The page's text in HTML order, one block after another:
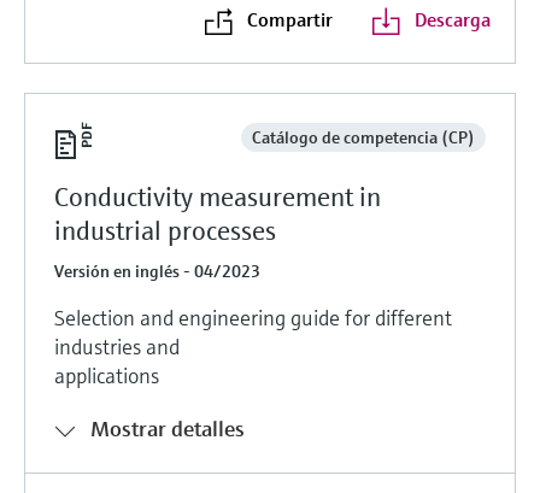
Compartir Descarga
Catálogo de competencia (CP)
Conductivity measurement in
industrial processes
Versión en inglés - 04/2023
Selection and engineering guide for different
industries and
applications
Mostrar detalles